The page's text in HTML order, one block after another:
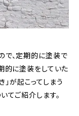
で、定期的に塗装で
的に塗装をしていた
」が起こってしまう
てご紹介します。